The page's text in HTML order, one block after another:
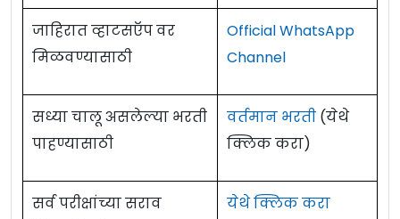
जाहिरात व्हाटसऍप वर
मिळवण्यासाठी
Official WhatsApp
Channel
सध्या चालू असलेल्या भरती
पाहण्यासाठी
वर्तमान भरती (येथे
क्लिक करा)
सर्व परीक्षांच्या सराव
येथे क्लिक करा